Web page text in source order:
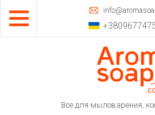
Все для мыловарения,